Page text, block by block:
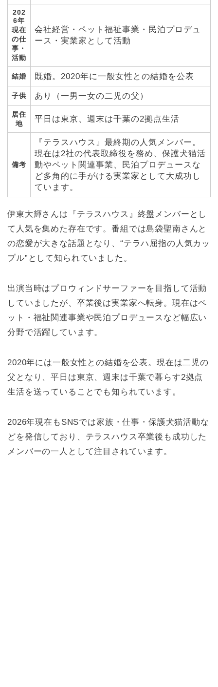
202
6年
現在
の仕
事・
活動
会社経営・ペット福祉事業・民泊プロデュ
ース・実業家として活動
結婚 既婚。2020年に一般女性との結婚を公表
子供 あり（一男一女の二児の父）
居住
地
平日は東京、週末は千葉の2拠点生活
備考
『テラスハウス』最終期の人気メンバー。
現在は2社の代表取締役を務め、保護犬猫活
動やペット関連事業、民泊プロデュースな
ど多角的に手がける実業家として大成功し
ています。
伊東大輝さんは『テラスハウス』終盤メンバーとし
て人気を集めた存在です。番組では島袋聖南さんと
の恋愛が大きな話題となり、“テラハ屈指の人気カッ
プル”として知られていました。
出演当時はプロウィンドサーファーを目指して活動
していましたが、卒業後は実業家へ転身。現在はペ
ット・福祉関連事業や民泊プロデュースなど幅広い
分野で活躍しています。
2020年には一般女性との結婚を公表。現在は二児の
父となり、平日は東京、週末は千葉で暮らす2拠点
生活を送っていることでも知られています。
2026年現在もSNSでは家族・仕事・保護犬猫活動な
どを発信しており、テラスハウス卒業後も成功した
メンバーの一人として注目されています。